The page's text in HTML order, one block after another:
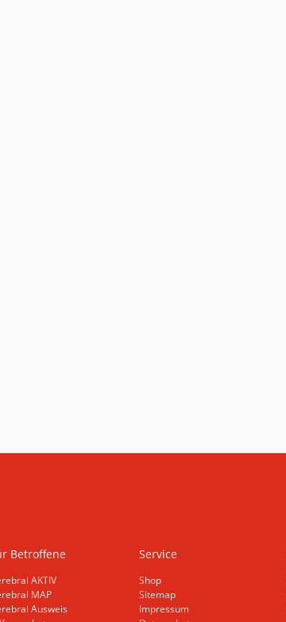
Betroffene
AKTIV
MAP
Ausweis
Service
Shop
Sitemap
Impressum